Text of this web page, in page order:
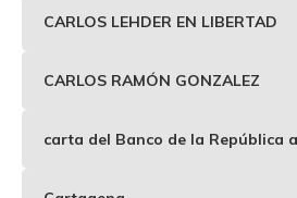
CARLOS LEHDER EN LIBERTAD
CARLOS RAMÓN GONZALEZ
carta del Banco de la República